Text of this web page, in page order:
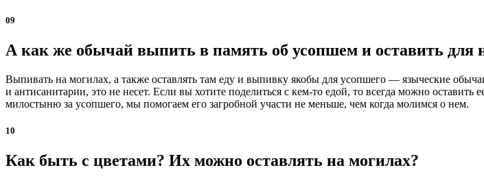
09
А как же обычай выпить в память об усопшем и оставить для
Выпивать на могилах, а также оставлять там еду и выпивку якобы для усопшего — языческие
и антисанитарии, это не несет. Если вы хотите поделиться с кем-то едой, то всегда можно
милостыню за усопшего, мы помогаем его загробной участи не меньше, чем когда молимся о нем.
10
Как быть с цветами? Их можно оставлять на могилах?